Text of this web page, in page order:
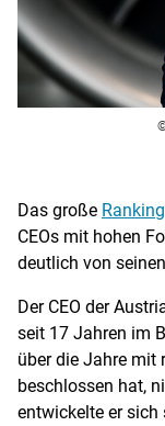
Das große Ranking
CEOs mit hohen
deutlich von
Der CEO der
seit 17 Jahren im
über die Jahre mit
beschlossen hat,
entwickelte er